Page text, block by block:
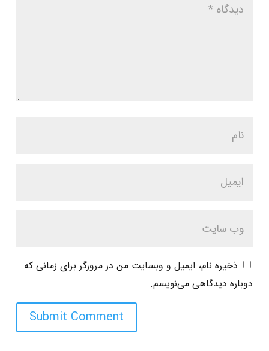
ذخیره نام، ایمیل و وبسایت من در مرورگر برای زمانی که
دوباره دیدگاهی می‌نویسم.
Submit Comment